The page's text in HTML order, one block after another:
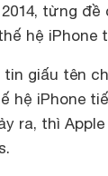
từng
hệ iPhone
giấu tên
iPhone
ra, thì